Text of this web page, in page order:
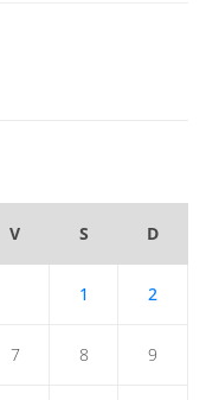
V S D
1 2
7 8 9